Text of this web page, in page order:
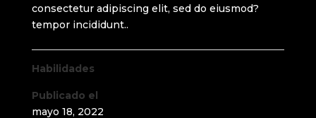
consectetur adipiscing elit, sed do eiusmod?
tempor incididunt..
Habilidades
Publicado el
mayo 18, 2022